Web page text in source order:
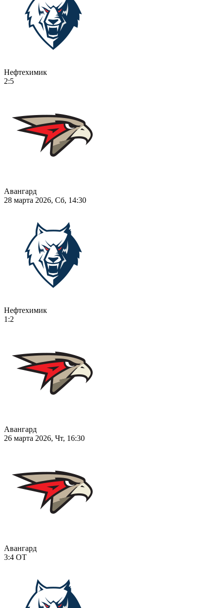
Нефтехимик
2:5
Авангард
28 марта 2026, Сб, 14:30
Нефтехимик
1:2
Авангард
26 марта 2026, Чт, 16:30
Авангард
3:4 ОТ